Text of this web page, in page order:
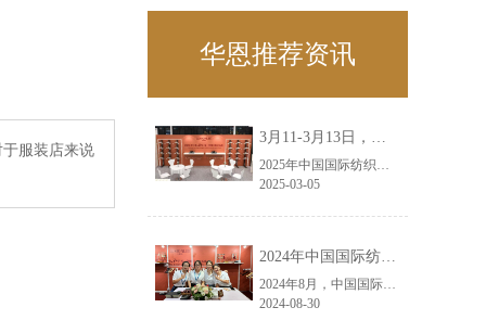
服装店来说
华恩推荐资讯
3月11-3月13日，华恩诚邀您共赴上海面辅料春夏展——华恩
2025年中国国际纺织面料及辅料（春夏）博览会即将盛大开启！感谢您对华恩品牌的关注！3.11-3.13，杭州华恩（LEMONLEE）诚邀您共赴这场春日的宴会！
2025-03-05
2024年中国国际纺织面料及辅料（秋冬）博览会完美收官！——华恩
2024年8月，中国国际纺织面料及辅料（秋冬）博览会完美收官！作为一家拥有30年历史的专业衣架制造商，我们非常荣幸能够参与这一盛会，并在此期间与众多客户进行了广泛而深入的交流。
2024-08-30